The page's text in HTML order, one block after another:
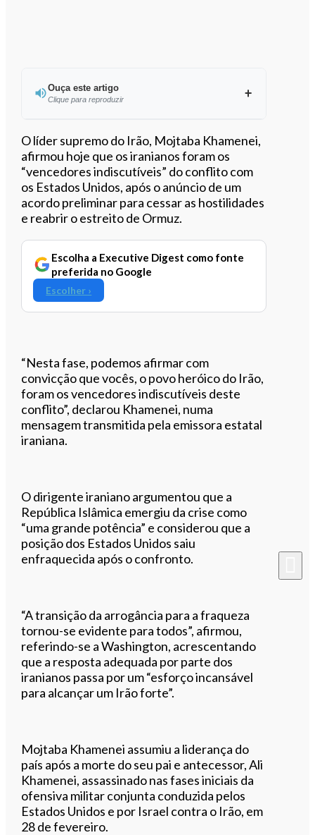
Ouça este artigo
Clique para reproduzir
Ouvir este artigo
O líder supremo do Irão, Mojtaba Khamenei,
afirmou hoje que os iranianos foram os
“vencedores indiscutíveis” do conflito com
os Estados Unidos, após o anúncio de um
acordo preliminar para cessar as hostilidades
e reabrir o estreito de Ormuz.
Escolha a Executive Digest como fonte
preferida no Google
Escolher ›
“Nesta fase, podemos afirmar com
convicção que vocês, o povo heróico do Irão,
foram os vencedores indiscutíveis deste
conflito”, declarou Khamenei, numa
mensagem transmitida pela emissora estatal
iraniana.
O dirigente iraniano argumentou que a
República Islâmica emergiu da crise como
“uma grande potência” e considerou que a
posição dos Estados Unidos saiu
enfraquecida após o confronto.
“A transição da arrogância para a fraqueza
tornou-se evidente para todos”, afirmou,
referindo-se a Washington, acrescentando
que a resposta adequada por parte dos
iranianos passa por um “esforço incansável
para alcançar um Irão forte”.
Mojtaba Khamenei assumiu a liderança do
país após a morte do seu pai e antecessor, Ali
Khamenei, assassinado nas fases iniciais da
ofensiva militar conjunta conduzida pelos
Estados Unidos e por Israel contra o Irão, em
28 de fevereiro.